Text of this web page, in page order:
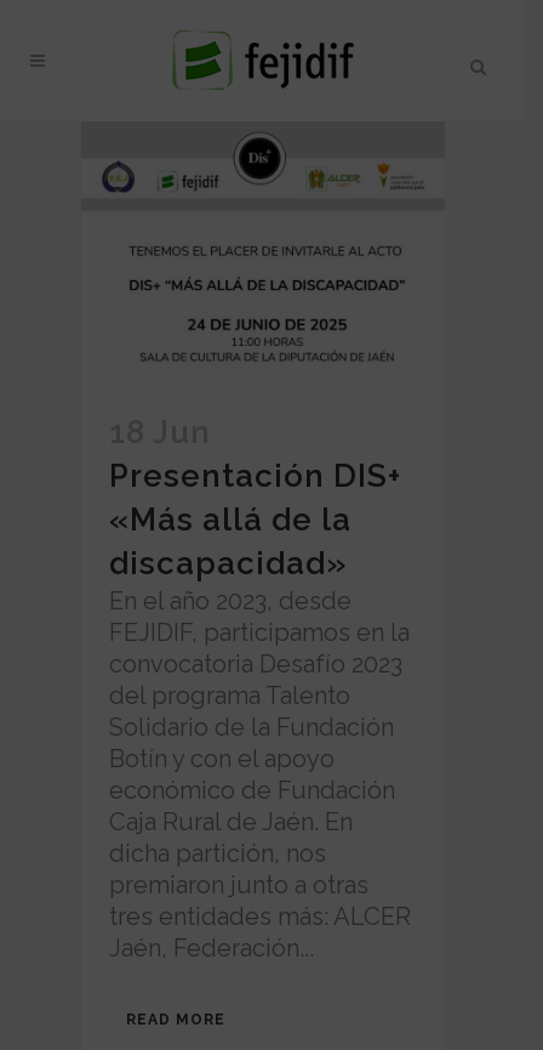
Presentación DIS+
«Más allá de la
discapacidad»
En el año 2023, desde
FEJIDIF, participamos en la
convocatoria Desafío 2023
del programa Talento
Solidario de la Fundación
Botín y con el apoyo
económico de Fundación
Caja Rural de Jaén. En
dicha partición, nos
premiaron junto a otras
tres entidades más: ALCER
Jaén, Federación...
READ MORE